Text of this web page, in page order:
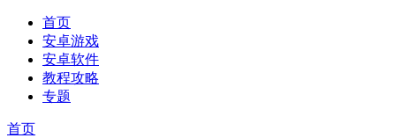
首页
安卓游戏
安卓软件
教程攻略
专题
首页